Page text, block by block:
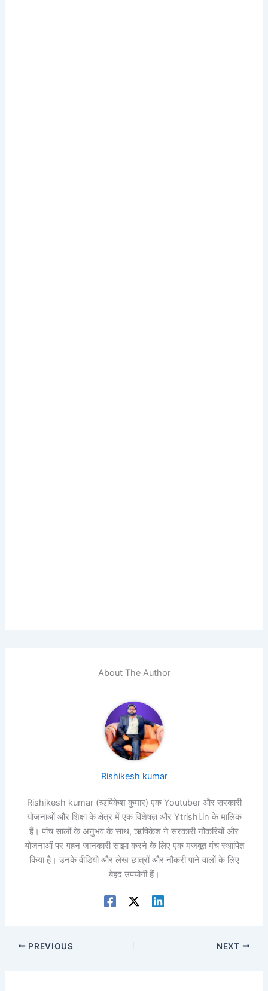
About The Author
Rishikesh kumar
Rishikesh kumar (ऋषिकेश कुमार) एक Youtuber और सरकारी
योजनाओं और शिक्षा के क्षेत्र में एक विशेषज्ञ और Ytrishi.in के मालिक
हैं। पांच सालों के अनुभव के साथ, ऋषिकेश ने सरकारी नौकरियों और
योजनाओं पर गहन जानकारी साझा करने के लिए एक मजबूत मंच स्थापित
किया है। उनके वीडियो और लेख छात्रों और नौकरी पाने वालों के लिए
बेहद उपयोगी हैं।
PREVIOUS NEXT